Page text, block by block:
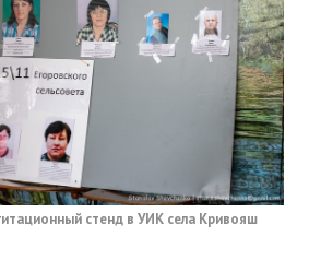
стенд в УИК села Кривояш